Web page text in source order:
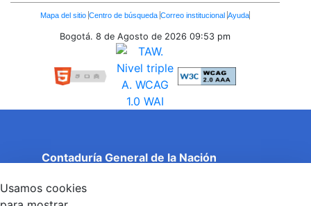
Enlaces
Inferiores
Mapa del sitio Centro de búsqueda Correo institucional Ayuda
Bogotá. 8 de Agosto de 2026 09:53 pm
Contaduría General de la Nación
Entidad adscrita al Ministerio de Hacienda y Crédito
Público
Usamos cookies